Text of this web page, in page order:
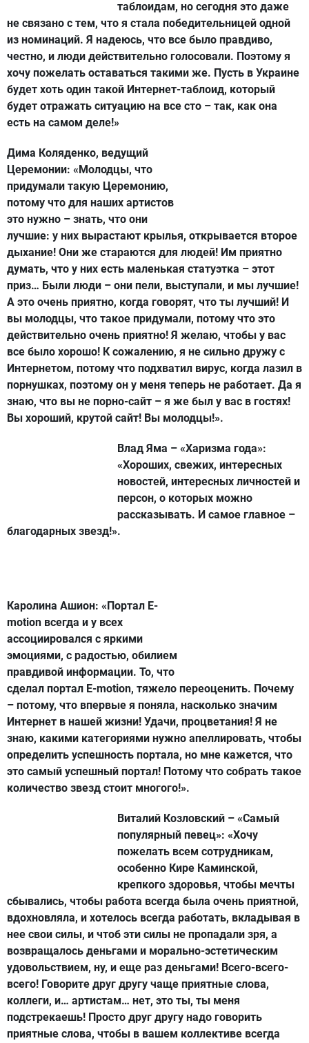
таблоидам, но сегодня это даже
не связано с тем, что я стала победительницей одной
из номинаций. Я надеюсь, что все было правдиво,
честно, и люди действительно голосовали. Поэтому я
хочу пожелать оставаться такими же. Пусть в Украине
будет хоть один такой Интернет-таблоид, который
будет отражать ситуацию на все сто – так, как она
есть на самом деле!»
Дима Коляденко, ведущий
Церемонии: «Молодцы, что
придумали такую Церемонию,
потому что для наших артистов
это нужно – знать, что они
лучшие: у них вырастают крылья, открывается второе
дыхание! Они же стараются для людей! Им приятно
думать, что у них есть маленькая статуэтка – этот
приз… Были люди – они пели, выступали, и мы лучшие!
А это очень приятно, когда говорят, что ты лучший! И
вы молодцы, что такое придумали, потому что это
действительно очень приятно! Я желаю, чтобы у вас
все было хорошо! К сожалению, я не сильно дружу с
Интернетом, потому что подхватил вирус, когда лазил в
порнушках, поэтому он у меня теперь не работает. Да я
знаю, что вы не порно-сайт – я же был у вас в гостях!
Вы хороший, крутой сайт! Вы молодцы!».
Влад Яма – «Харизма года»:
«Хороших, свежих, интересных
новостей, интересных личностей и
персон, о которых можно
рассказывать. И самое главное –
благодарных звезд!».
Каролина Ашион: «Портал E-
motion всегда и у всех
ассоциировался с яркими
эмоциями, с радостью, обилием
правдивой информации. То, что
сделал портал E-motion, тяжело переоценить. Почему
– потому, что впервые я поняла, насколько значим
Интернет в нашей жизни! Удачи, процветания! Я не
знаю, какими категориями нужно апеллировать, чтобы
определить успешность портала, но мне кажется, что
это самый успешный портал! Потому что собрать такое
количество звезд стоит многого!».
Виталий Козловский – «Самый
популярный певец»: «Хочу
пожелать всем сотрудникам,
особенно Кире Каминской,
крепкого здоровья, чтобы мечты
сбывались, чтобы работа всегда была очень приятной,
вдохновляла, и хотелось всегда работать, вкладывая в
нее свои силы, и чтоб эти силы не пропадали зря, а
возвращалось деньгами и морально-эстетическим
удовольствием, ну, и еще раз деньгами! Всего-всего-
всего! Говорите друг другу чаще приятные слова,
коллеги, и… артистам… нет, это ты, ты меня
подстрекаешь! Просто друг другу надо говорить
приятные слова, чтобы в вашем коллективе всегда